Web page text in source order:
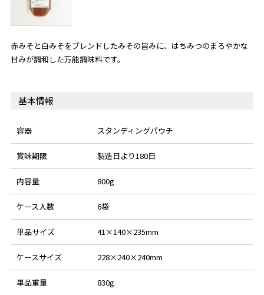
赤みそと白みそをブレンドしたみその旨みに、はちみつのまろやかな
甘みが調和した万能調味料です。
基本情報
容器 スタンディングパウチ
賞味期限 製造日より180日
内容量 800g
ケース入数 6袋
単品サイズ 41×140×235mm
ケースサイズ 228×240×240mm
単品重量 830g